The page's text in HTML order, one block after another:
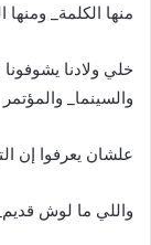
منها الكلمة_ ومنها
خلي ولادنا يشوفونا
والسينما_ والمؤتمر
علشان يعرفوا إن
واللي ما لوش